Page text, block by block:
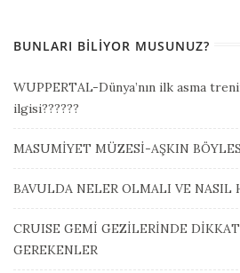
BUNLARI BILIYOR MUSUNUZ?
WUPPERTAL-Dünya’nın ilk asma
ilgisi??????
MASUMİYET MÜZESİ-AŞKIN
BAVULDA NELER OLMALI VE NASIL
CRUISE GEMİ GEZİLERİNDE
GEREKENLER